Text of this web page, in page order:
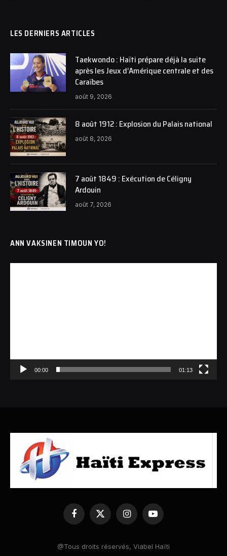
LES DERNIERS ARTICLES
Taekwondo : Haïti prépare déjà la suite
après les Jeux d’Amérique centrale et des
Caraïbes
août 9, 2026
8 août 1912 : Explosion du Palais national
août 8, 2026
7 août 1849 : Exécution de Céligny
Ardouin
août 7, 2026
ANN VAKSINEN TIMOUN YO!
00:00 01:13
Facebook
X
InstagramYouTube
@Tous droits réservés, Viabel Haïti